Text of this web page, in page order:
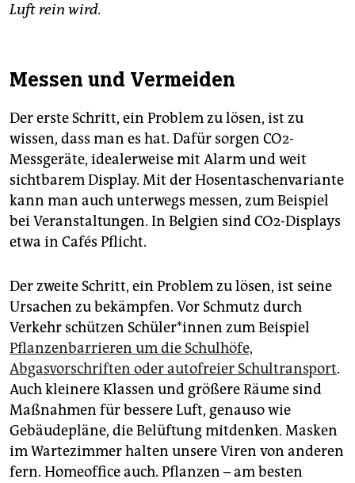
Luft rein wird.
Messen und Vermeiden
Der erste Schritt, ein Problem zu lösen, ist zu
wissen, dass man es hat. Dafür sorgen CO2-
Messgeräte, idealerweise mit Alarm und weit
sichtbarem Display. Mit der Hosentaschenvariante
kann man auch unterwegs messen, zum Beispiel
bei Veranstaltungen. In Belgien sind CO2-Displays
etwa in Cafés Pflicht.
Der zweite Schritt, ein Problem zu lösen, ist seine
Ursachen zu bekämpfen. Vor Schmutz durch
Verkehr schützen Schü­le­r*in­nen zum Beispiel
Pflanzenbarrieren um die Schulhöfe,
Abgasvorschriften oder autofreier Schultransport.
Auch kleinere Klassen und größere Räume sind
Maßnahmen für bessere Luft, genauso wie
Gebäudepläne, die Belüftung mitdenken. Masken
im Wartezimmer halten unsere Viren von anderen
fern. Homeoffice auch. Pflanzen – am besten